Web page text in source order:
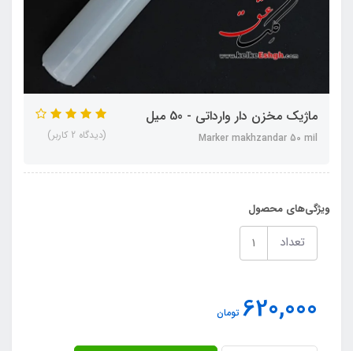
ماژیک مخزن‏ دار وارداتی - 50 میل
Marker makhzandar 50 mil (دیدگاه 2 کاربر)
ویژگی‌های محصول
تعداد
620,000 تومان